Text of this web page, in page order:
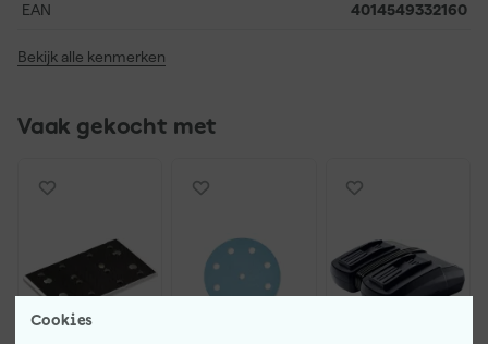
Cookies
EAN
4014549332160
Bekijk alle kenmerken
Vaak gekocht met